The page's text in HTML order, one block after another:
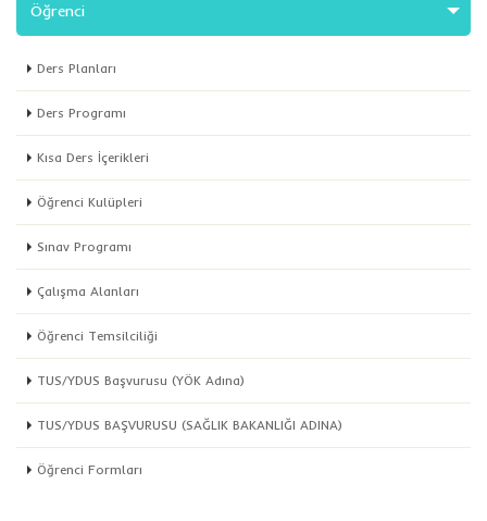
Öğrenci
Ders Planları
Ders Programı
Kısa Ders İçerikleri
Öğrenci Kulüpleri
Sınav Programı
Çalışma Alanları
Öğrenci Temsilciliği
TUS/YDUS Başvurusu (YÖK Adına)
TUS/YDUS BAŞVURUSU (SAĞLIK BAKANLIĞI ADINA)
Öğrenci Formları